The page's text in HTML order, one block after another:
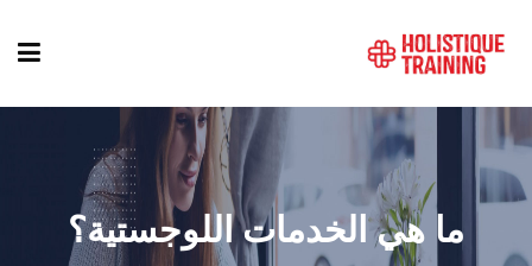
دليل الدورات
المواقعما هي الخدمات اللوجستية؟